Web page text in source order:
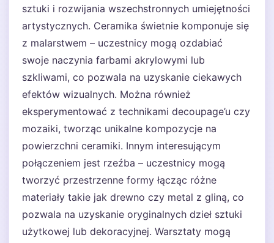
sztuki i rozwijania wszechstronnych umiejętności
artystycznych. Ceramika świetnie komponuje się
z malarstwem – uczestnicy mogą ozdabiać
swoje naczynia farbami akrylowymi lub
szkliwami, co pozwala na uzyskanie ciekawych
efektów wizualnych. Można również
eksperymentować z technikami decoupage’u czy
mozaiki, tworząc unikalne kompozycje na
powierzchni ceramiki. Innym interesującym
połączeniem jest rzeźba – uczestnicy mogą
tworzyć przestrzenne formy łącząc różne
materiały takie jak drewno czy metal z gliną, co
pozwala na uzyskanie oryginalnych dzieł sztuki
użytkowej lub dekoracyjnej. Warsztaty mogą